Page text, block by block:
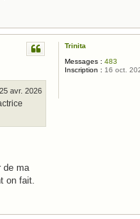
Trinita
Messages : 483
Inscription : 16 oct.
25 avr. 2026
de ma
on fait.